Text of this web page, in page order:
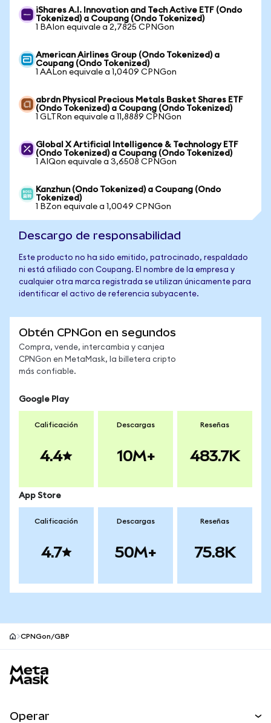
iShares A.I. Innovation and Tech Active ETF (Ondo
Tokenized) a Coupang (Ondo Tokenized)
1 BAIon equivale a 2,7825 CPNGon
American Airlines Group (Ondo Tokenized) a
Coupang (Ondo Tokenized)
1 AALon equivale a 1,0409 CPNGon
abrdn Physical Precious Metals Basket Shares ETF
(Ondo Tokenized) a Coupang (Ondo Tokenized)
1 GLTRon equivale a 11,8889 CPNGon
Global X Artificial Intelligence & Technology ETF
(Ondo Tokenized) a Coupang (Ondo Tokenized)
1 AIQon equivale a 3,6508 CPNGon
Kanzhun (Ondo Tokenized) a Coupang (Ondo
Tokenized)
1 BZon equivale a 1,0049 CPNGon
Descargo de responsabilidad
Este producto no ha sido emitido, patrocinado, respaldado
ni está afiliado con Coupang. El nombre de la empresa y
cualquier otra marca registrada se utilizan únicamente para
identificar el activo de referencia subyacente.
Obtén CPNGon en segundos
Compra, vende, intercambia y canjea
CPNGon en MetaMask, la billetera cripto
más confiable.
Google Play
Calificación
4.4
Descargas
10M+
Reseñas
483.7K
App Store
Calificación
4.7
Descargas
50M+
Reseñas
75.8K
CPNGon/GBP
Operar